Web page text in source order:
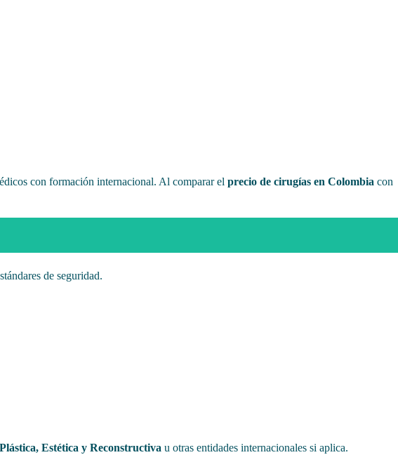
con formación internacional. Al comparar el precio de cirugías en Colombia con
de seguridad.
Estética y Reconstructiva u otras entidades internacionales si aplica.